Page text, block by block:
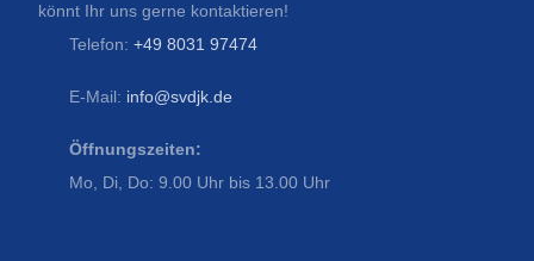
könnt Ihr uns gerne kontaktieren!
Telefon: +49 8031 97474
E-Mail: info@svdjk.de
Öffnungszeiten:
Mo, Di, Do: 9.00 Uhr bis 13.00 Uhr